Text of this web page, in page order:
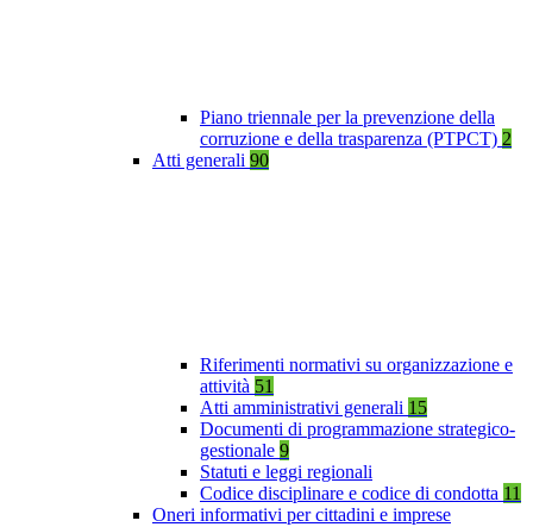
Piano triennale per la prevenzione della
corruzione e della trasparenza (PTPCT) 2
Atti generali 90
Riferimenti normativi su organizzazione e
attività 51
Atti amministrativi generali 15
Documenti di programmazione strategico-
gestionale 9
Statuti e leggi regionali
Codice disciplinare e codice di condotta 11
Oneri informativi per cittadini e imprese